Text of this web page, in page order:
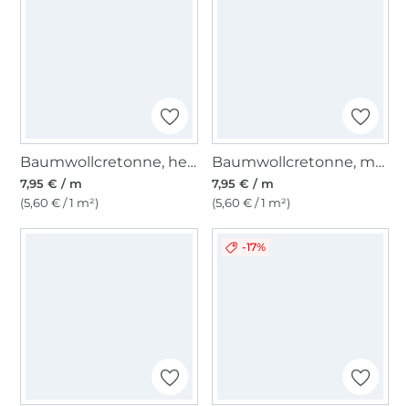
Baumwollcretonne, hellbeige
7,95 € / m
(5,60 € / 1 m²)
Baumwollcretonne, melonengelb
7,95 € / m
(5,60 € / 1 m²)
-17%